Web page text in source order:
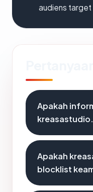
audiens target
Apakah
Apakah
blocklist